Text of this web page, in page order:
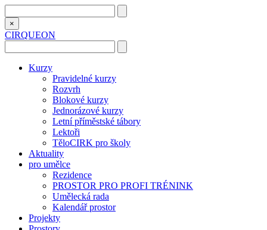
×
CIRQUEON
Kurzy
Pravidelné kurzy
Rozvrh
Blokové kurzy
Jednorázové kurzy
Letní příměstské tábory
Lektoři
TěloCIRK pro školy
Aktuality
pro umělce
Rezidence
PROSTOR PRO PROFI TRÉNINK
Umělecká rada
Kalendář prostor
Projekty